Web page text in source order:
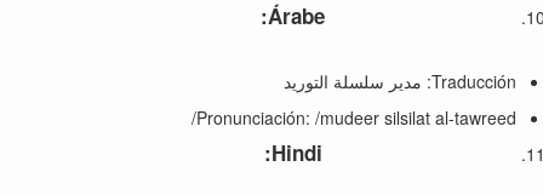
Árabe
:
Traducción: مدير سلسلة التوريد
Pronunciación: /mudeer silsilat al-tawreed/
Hindi
: